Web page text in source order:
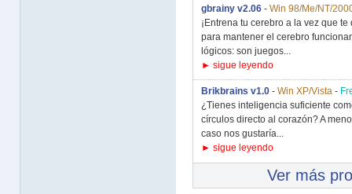
gbrainy v2.06 - Win 98/Me/NT/
¡Entrena tu cerebro a la vez que
para mantener el cerebro
lógicos: son juegos...
► sigue leyendo
Brikbrains v1.0 - Win XP/Vista -
¿Tienes inteligencia suficiente
círculos directo al corazón? A
caso nos gustaría...
► sigue leyendo
Ver más